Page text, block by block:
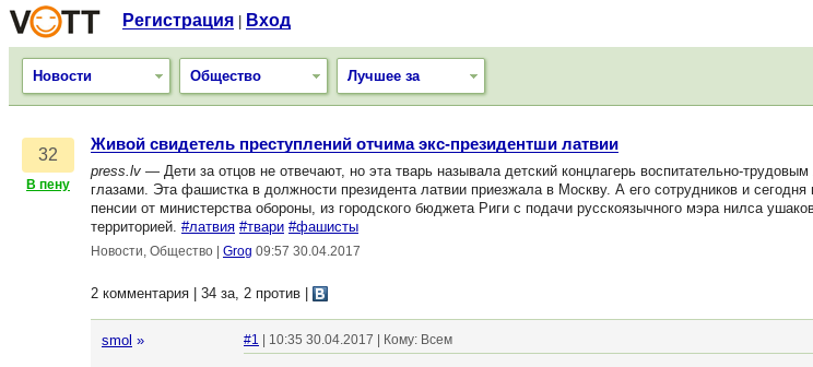
Регистрация Вход
Новости Общество Лучшее за
32
В пену
Живой свидетель преступлений отчима экс-президентши латвии
press.lv — Дети за отцов не отвечают, но эта тварь называла детский концлагерь воспитательно-
глазами. Эта фашистка в должности президента латвии приезжала в Москву. А его сотрудников и
пенсии от министерства обороны, из городского бюджета Риги с подачи русскоязычного мэра нилса
территорией. #латвия #твари #фашисты
Новости, Общество Grog 09:57 30.04.2017
2 комментария | 34 за, 2 против
smol » #1 | 10:35 30.04.2017 | Кому: Всем